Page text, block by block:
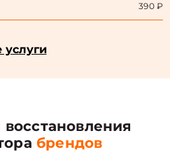
390 ₽
услуги
брендов